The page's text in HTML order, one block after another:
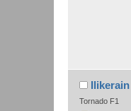
Ilikerain
Tornado F1